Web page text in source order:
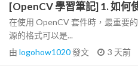
[OpenCV 學習筆記] 1. 如何
在使用 OpenCV 套件時，最重要
源的格式可以是...
由 logohow1020發文 3 天前